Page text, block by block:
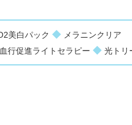
美白パック ◆ メラニンクリ
血行促進ライトセラピー ◆ 光ト